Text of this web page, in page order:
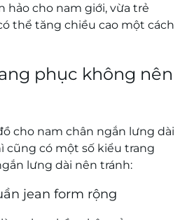
hảo cho nam giới, vừa trẻ
thể tăng chiều cao một cách
phục không nên
cho nam chân ngắn lưng dài
có một số kiểu trang
lưng dài nên tránh:
jean form rộng